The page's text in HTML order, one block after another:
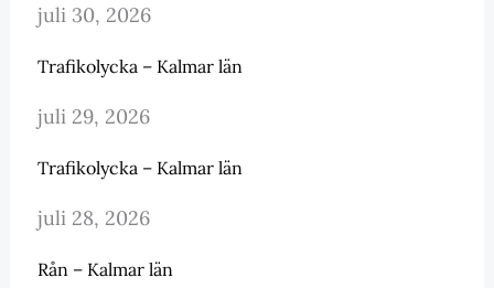
juli 30, 2026
Trafikolycka – Kalmar län
juli 29, 2026
Trafikolycka – Kalmar län
juli 28, 2026
Rån – Kalmar län